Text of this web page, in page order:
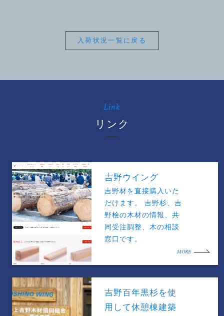
入荷状況一覧に戻る
Link
リンク
吉野ウイング
吉野材を直接購入いた
だけます。 吉野杉、吉
野桧の木材の情報、共
同受注調整、木の相談
窓口です。
MORE
吉野百年黒杉を使
用して休憩棟建築